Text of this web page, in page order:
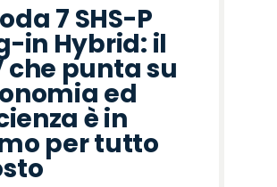
7 SHS-P
in Hybrid: il
che punta su
ed
è in
per tutto